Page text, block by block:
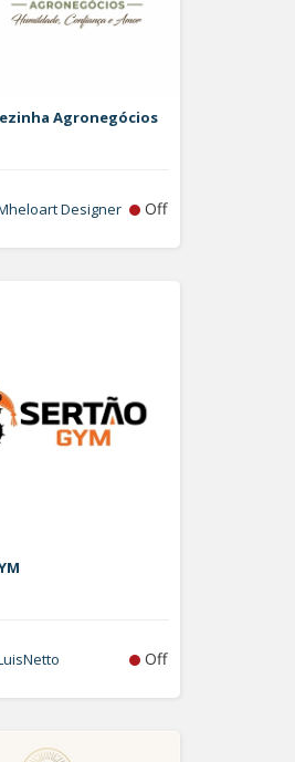
Agronegócios
Designer Off
Off